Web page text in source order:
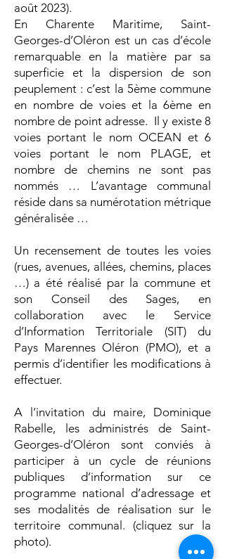
août 2023).
En Charente Maritime, Saint-
Georges-d’Oléron est un cas d’école
remarquable en la matière par sa
superficie et la dispersion de son
peuplement : c’est la 5ème commune
en nombre de voies et la 6ème en
nombre de point adresse. Il y existe 8
voies portant le nom OCEAN et 6
voies portant le nom PLAGE, et
nombre de chemins ne sont pas
nommés … L’avantage communal
réside dans sa numérotation métrique
généralisée …
Un recensement de toutes les voies
(rues, avenues, allées, chemins, places
…) a été réalisé par la commune et
son Conseil des Sages, en
collaboration avec le Service
d’Information Territoriale (SIT) du
Pays Marennes Oléron (PMO), et a
permis d’identifier les modifications à
effectuer.
A l’invitation du maire, Dominique
Rabelle, les administrés de Saint-
Georges-d’Oléron sont conviés à
participer à un cycle de réunions
publiques d’information sur ce
programme national d’adressage et
ses modalités de réalisation sur le
territoire communal. (cliquez sur la
photo).